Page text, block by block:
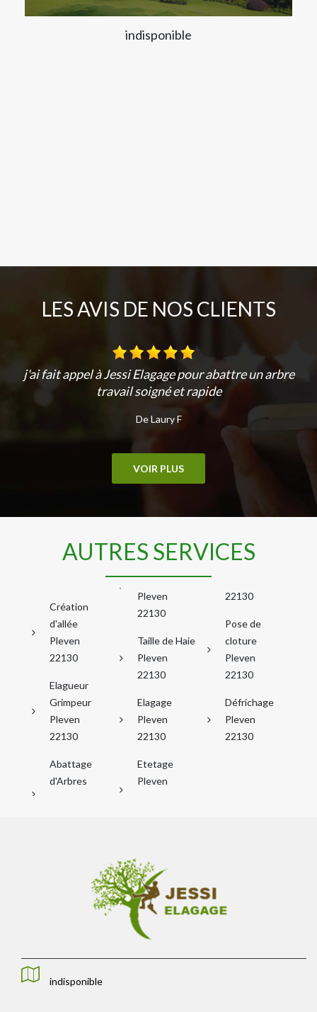
indisponible
LES AVIS DE NOS CLIENTS
j'ai fait appel à Jessi Elagage pour abattre un arbre
travail soigné et rapide
De Laury F
VOIR PLUS
AUTRES SERVICES
Création
d'allée
Pleven
22130
Elagueur
Grimpeur
Pleven
22130
Abattage
d'Arbres
Pleven
22130
Taille de Haie
Pleven
22130
Elagage
Pleven
22130
Etetage
Pleven
22130
Pose de
cloture
Pleven
22130
Défrichage
Pleven
22130
indisponible